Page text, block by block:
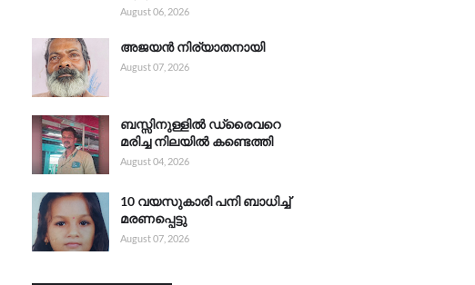
August 06, 2026
അജയൻ നിര്യാതനായി
August 07, 2026
ബസ്സിനുള്ളിൽ ഡ്രൈവറെ
മരിച്ച നിലയിൽ കണ്ടെത്തി
August 04, 2026
10 വയസുകാരി പനി ബാധിച്ച്
മരണപ്പെട്ടു
August 07, 2026